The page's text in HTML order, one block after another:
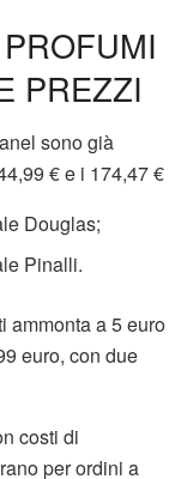
PREZZI
sono già
€ e i 174,47 €
Douglas;
Pinalli.
ammonta a 5 euro
euro, con due
costi di
per ordini a